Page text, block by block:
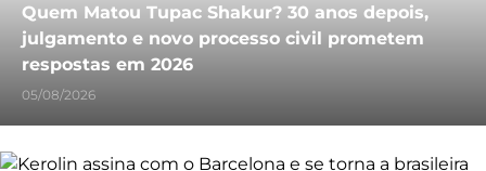
Quem Matou Tupac Shakur? 30 anos depois,
julgamento e novo processo civil prometem
respostas em 2026
05/08/2026